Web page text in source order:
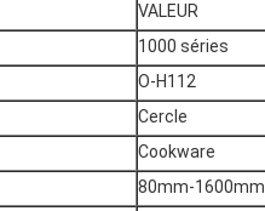
VALEUR
1000 séries
O-H112
Cercle
Cookware
80mm-1600mm